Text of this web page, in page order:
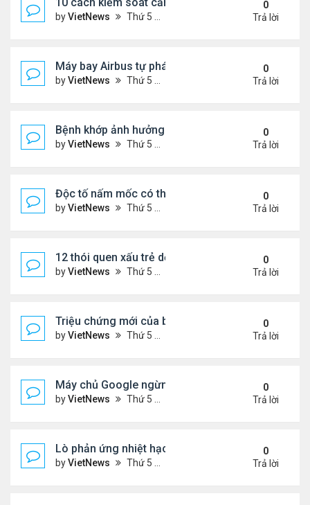
byVietNews Thứ 5 Tháng 7 28, 2022 1:36 pm
0
Trả lời
Máy bay Airbus tự phá kỷ lục bay lâu trong khí
byVietNews Thứ 5 Tháng 7 28, 2022 1:35 pm
0
Trả lời
Bệnh khớp ảnh hưởng đời sống chăn gối thế nào?
byVietNews Thứ 5 Tháng 7 28, 2022 1:33 pm
0
Trả lời
Độc tố nấm mốc có thể gây ung thư
byVietNews Thứ 5 Tháng 7 21, 2022 5:25 pm
0
Trả lời
12 thói quen xấu trẻ dễ bắt chước bố mẹ
byVietNews Thứ 5 Tháng 7 21, 2022 4:43 pm
0
Trả lời
Triệu chứng mới của biến thể phụ BA.5
byVietNews Thứ 5 Tháng 7 21, 2022 2:10 pm
0
Trả lời
Máy chủ Google ngừng hoạt động vì nắng nóng
byVietNews Thứ 5 Tháng 7 21, 2022 12:00 pm
0
Trả lời
Lò phản ứng nhiệt hạch nóng gấp 5 lần lõi Mặt
byVietNews Thứ 5 Tháng 7 21, 2022 11:59 am
0
Trả lời